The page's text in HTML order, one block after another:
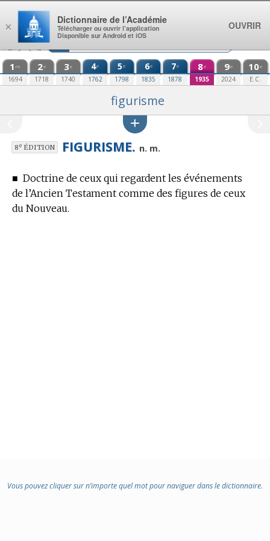
Aller au contenu
1 re
1694
2e
1718
3e
1740
4e
1762
5e
1798
6e
1835
7e
1878
8e
1935
9e
2024
10e
E.C.
figurisme
8eÉDITION FIGURISME. n. m.
■ Doctrine de ceux qui regardent les événements
de l’Ancien Testament comme des figures de ceux
du Nouveau.
Vous pouvez cliquer sur n’importe quel mot pour naviguer dans le dictionnaire.
×
Dictionnaire de l’Académie
Télécharger ou ouvrir l’application
Disponible sur Android et iOS
OUVRIR